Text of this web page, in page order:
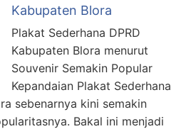
Kabupaten Blora
Plakat Sederhana DPRD
Kabupaten Blora menurut
Souvenir Semakin Popular
Kepandaian Plakat Sederhana
sebenarnya kini semakin
Bakal ini menjadi